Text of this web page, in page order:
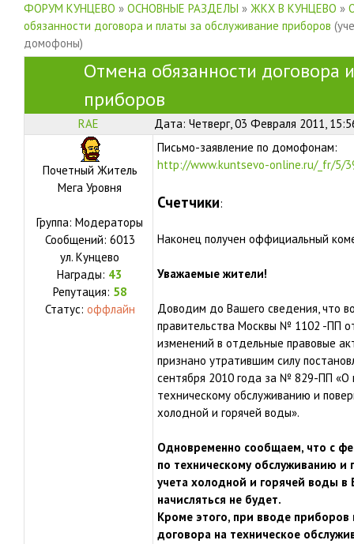
ФОРУМ КУНЦЕВО » ОСНОВНЫЕ РАЗДЕЛЫ » ЖКХ В КУНЦЕВО »
обязанности договора и платы за обслуживание приборов
домофоны)
Отмена обязанности договора
приборов
RAE Дата: Четверг, 03 Февраля 2011,
Почетный Житель
Мега Уровня
Группа: Модераторы
Сообщений: 6013
ул. Кунцево
Награды: 43
Репутация: 58
Статус: оффлайн
Письмо-заявление по домофонам:
http://www.kuntsevo-online.ru/_fr/5/
Счетчики:
Наконец получен оффициальный
Уважаемые жители!
Доводим до Вашего сведения, что
правительства Москвы № 1102 -ПП
изменений в отдельные правовые
признано утратившим силу
сентября 2010 года за № 829-ПП «О
техническому обслуживанию и
холодной и горячей воды».
Одновременно сообщаем, что с
по техническому обслуживанию
учета холодной и горячей воды
начисляться не будет.
Кроме этого, при вводе приборов
договора на техническое